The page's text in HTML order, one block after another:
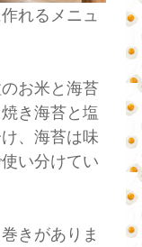
れるメニュ
お米と海苔
き海苔と塩
、海苔は味
い分けてい
きがありま